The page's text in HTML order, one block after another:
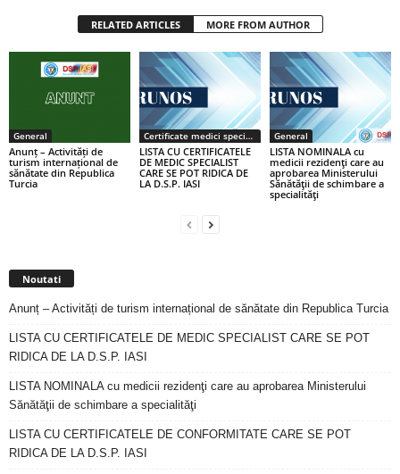
RELATED ARTICLES MORE FROM AUTHOR
General
Anunț – Activități de
turism internațional de
sănătate din Republica
Turcia
Certificate medici specialiști / primari
LISTA CU CERTIFICATELE
DE MEDIC SPECIALIST
CARE SE POT RIDICA DE
LA D.S.P. IASI
General
LISTA NOMINALA cu
medicii rezidenţi care au
aprobarea Ministerului
Sănătăţii de schimbare a
specialităţi
Noutati
Anunț – Activități de turism internațional de sănătate din Republica Turcia
LISTA CU CERTIFICATELE DE MEDIC SPECIALIST CARE SE POT
RIDICA DE LA D.S.P. IASI
LISTA NOMINALA cu medicii rezidenţi care au aprobarea Ministerului
Sănătăţii de schimbare a specialităţi
LISTA CU CERTIFICATELE DE CONFORMITATE CARE SE POT
RIDICA DE LA D.S.P. IASI